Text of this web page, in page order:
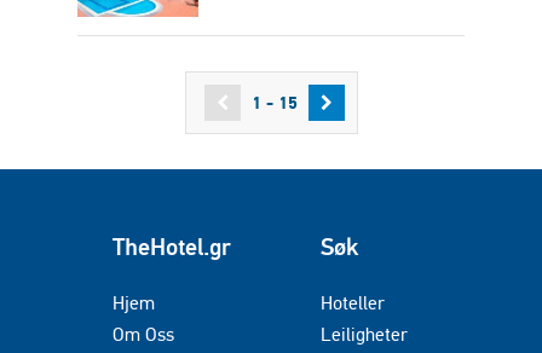
1 - 15
TheHotel.gr
Hjem
Om Oss
Søk
Hoteller
Leiligheter